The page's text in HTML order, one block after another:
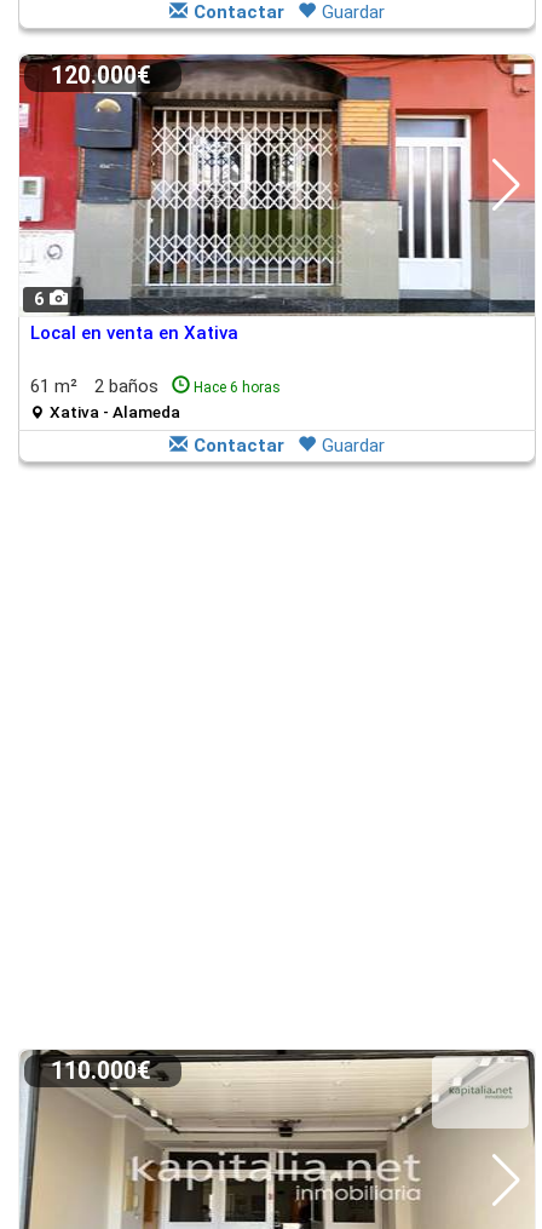
Contactar Guardar
6
120.000€
Local en venta en Xativa
61 m² 2 baños Hace 6 horas
Xativa - Alameda
Contactar Guardar
110.000€